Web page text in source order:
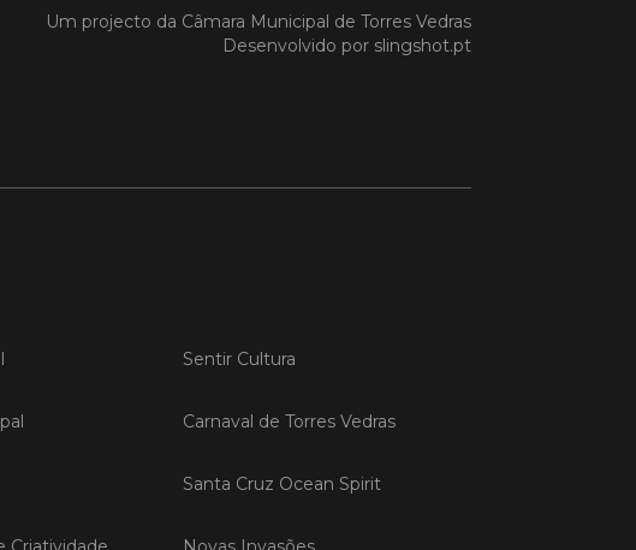
Publicado em 11/02/26
Torres Vedras marcou
Publicado em 03/02/26
EcoCampus Torres Vedras
âmbito do "StartUP Visa"
Um projecto da Câmara Municipal de Torres Vedras
Desenvolvido por slingshot.pt
Sentir Cultura
Carnaval de Torres Vedras
Santa Cruz Ocean Spirit